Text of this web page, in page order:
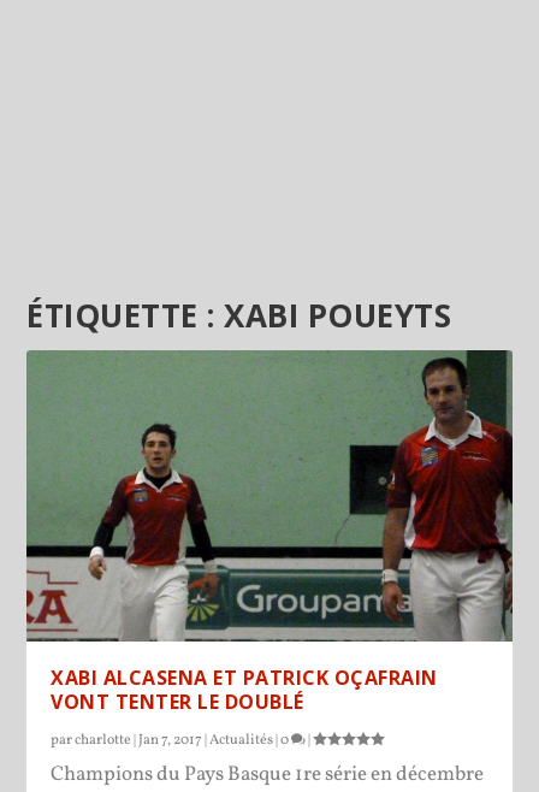
ÉTIQUETTE :XABI POUEYTS
XABI ALCASENA ET PATRICK OÇAFRAIN
VONT TENTER LE DOUBLÉ
parcharlotte Jan 7, 2017 |Actualités |0 |
Champions du Pays Basque 1re série en décembre